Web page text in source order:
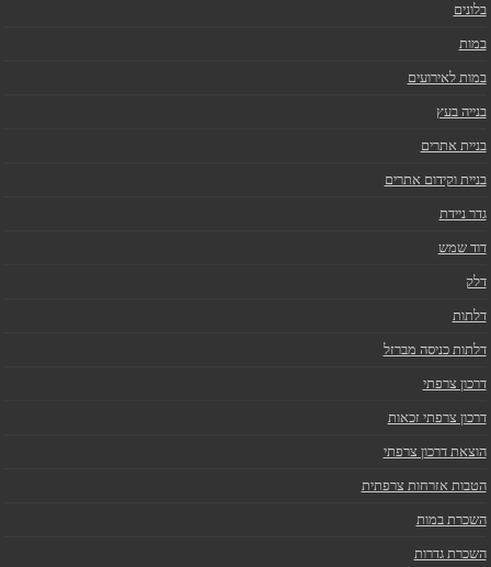
בלונים
במות
במות לאירועים
בנייה בעץ
בניית אתרים
בניית וקידום אתרים
גדר ניידת
דוד שמש
דלק
דלתות
דלתות כניסה מברזל
דרכון צרפתי
דרכון צרפתי זכאות
הוצאת דרכון צרפתי
הטבות אזרחות צרפתית
השכרת במות
השכרת גדרות